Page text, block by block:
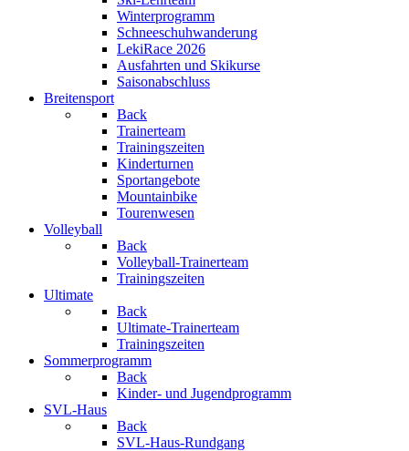
Winterprogramm
Schneeschuhwanderung
LekiRace 2026
Ausfahrten und Skikurse
Saisonabschluss
Breitensport
Back
Trainerteam
Trainingszeiten
Kinderturnen
Sportangebote
Mountainbike
Tourenwesen
Volleyball
Back
Volleyball-Trainerteam
Trainingszeiten
Ultimate
Back
Ultimate-Trainerteam
Trainingszeiten
Sommerprogramm
Back
Kinder- und Jugendprogramm
SVL-Haus
Back
SVL-Haus-Rundgang